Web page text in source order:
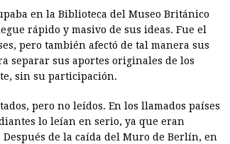
en la Biblioteca del Museo Británico
rápido y masivo de sus ideas. Fue el
pero también afectó de tal manera sus
separar sus aportes originales de los
sin su participación.
pero no leídos. En los llamados países
lo leían en serio, ya que eran
de la caída del Muro de Berlín, en